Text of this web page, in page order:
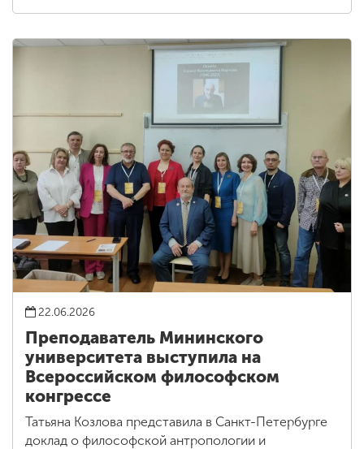
22.06.2026
Преподаватель Мининского
университета выступила на
Всероссийском философском
конгрессе
Татьяна Козлова представила в Санкт-Петербурге
доклад о философской антропологии и